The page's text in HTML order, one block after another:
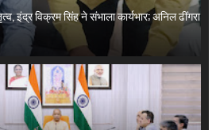
इंद्र विक्रम सिंह ने संभाला कार्यभार; अनिल ढींगरा